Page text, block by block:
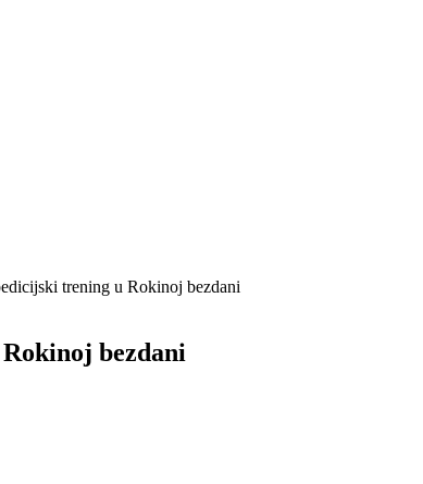
trening u Rokinoj bezdani
bezdani